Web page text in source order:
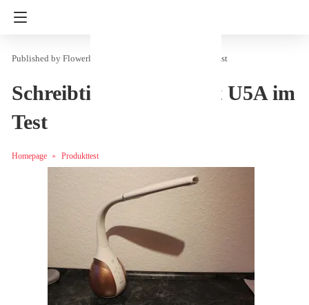
Flowerly Produkttest
Schreibtischlampe Wilit U5A im
Test
Homepage Produkttest